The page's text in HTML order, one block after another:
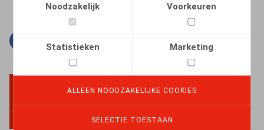
Noodzakelijk Voorkeuren
Statistieken Marketing
ALLEEN NOODZAKELIJKE COOKIES
SELECTIE TOESTAAN
BACK TO TOP